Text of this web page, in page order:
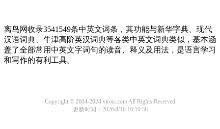
离鸟网收录3541549条中英文词条，其功能与新华字典、现代
汉语词典、牛津高阶英汉词典等各类中英文词典类似，基本涵
盖了全部常用中英文字词句的读音、释义及用法，是语言学习
和写作的有利工具。
Copyright © 2004-2024 vtrois.com All Rights Reserved
更新时间：2026/8/10 16:10:38